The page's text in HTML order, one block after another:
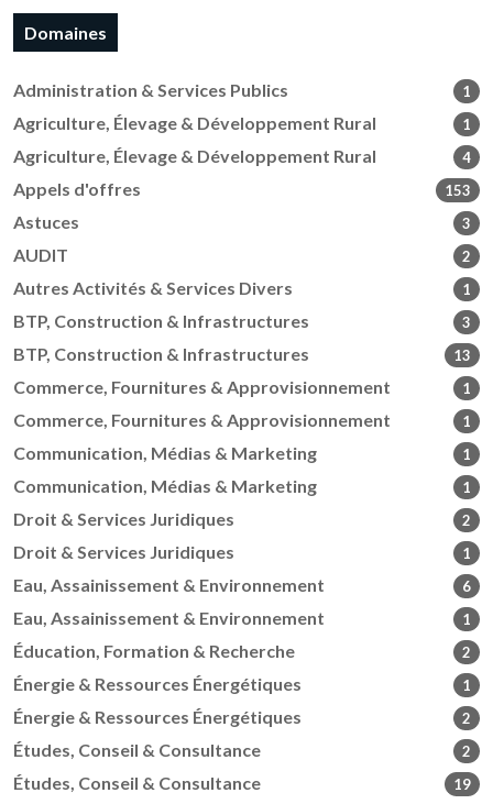
Domaines
Administration & Services Publics 1
Agriculture, Élevage & Développement Rural 1
Agriculture, Élevage & Développement Rural 4
Appels d'offres 153
Astuces 3
AUDIT 2
Autres Activités & Services Divers 1
BTP, Construction & Infrastructures 3
BTP, Construction & Infrastructures 13
Commerce, Fournitures & Approvisionnement 1
Commerce, Fournitures & Approvisionnement 1
Communication, Médias & Marketing 1
Communication, Médias & Marketing 1
Droit & Services Juridiques 2
Droit & Services Juridiques 1
Eau, Assainissement & Environnement 6
Eau, Assainissement & Environnement 1
Éducation, Formation & Recherche 2
Énergie & Ressources Énergétiques 1
Énergie & Ressources Énergétiques 2
Études, Conseil & Consultance 2
Études, Conseil & Consultance 19